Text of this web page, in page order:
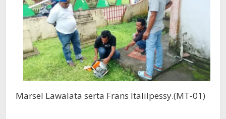
Marsel Lawalata serta Frans Italilpessy.(MT-01)